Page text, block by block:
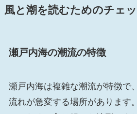
風と潮を読むためのチェ
瀬戸内海の潮流の特徴
瀬戸内海は複雑な潮流が特徴で
流れが急変する場所があります